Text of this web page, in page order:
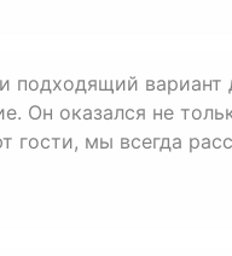
подходящий вариант
Он оказался не
гости, мы всегда